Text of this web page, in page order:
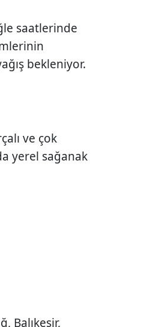
saatlerinde
bekleniyor.
ve çok
yerel sağanak
Balıkesir,